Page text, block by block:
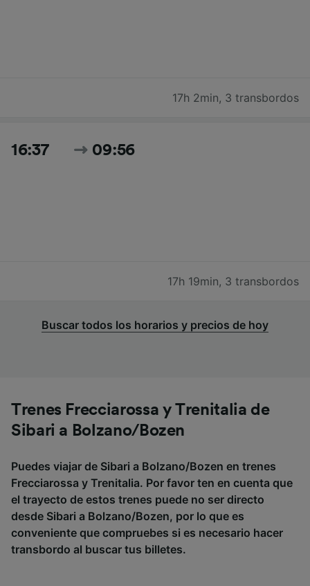
17h 2min, 3 transbordos
16:37 09:56
17h 19min, 3 transbordos
Buscar todos los horarios y precios de hoy
Trenes Frecciarossa y Trenitalia de
Sibari a Bolzano/Bozen
Puedes viajar de Sibari a Bolzano/Bozen en trenes
Frecciarossa y Trenitalia. Por favor ten en cuenta que
el trayecto de estos trenes puede no ser directo
desde Sibari a Bolzano/Bozen, por lo que es
conveniente que compruebes si es necesario hacer
transbordo al buscar tus billetes.